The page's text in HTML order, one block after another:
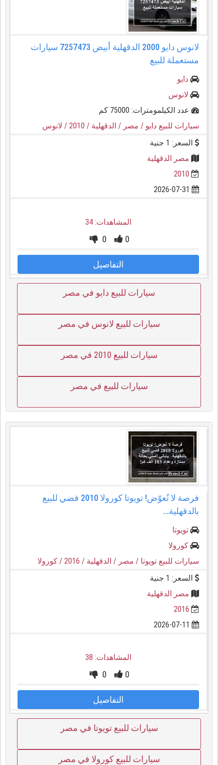
لانوس دايو 2000 الدقهلية أبيض 7257473 سيارات
مستعملة للبيع
دايو
لانوس
عدد الكيلمومترات: 75000 كم
سيارات للبيع دايو / مصر / الدقهلية / 2010
/ لانوس
السعر: 1 جنية
مصر الدقهلية
2010
المشاهدات: 34
0
0
التفاصيل
سيارات للبيع دايو في مصر
سيارات للبيع لانوس في مصر
سيارات للبيع 2010 في مصر
سيارات للبيع في مصر
فرصة لا تُعوّض! تويوتا كورولا 2010 فضي للبيع
بالدقهلية...
تويوتا
كورولا
سيارات للبيع تويوتا / مصر / الدقهلية / 2016
/ كورولا
السعر: 1 جنية
مصر الدقهلية
2016
المشاهدات: 38
0
0
التفاصيل
سيارات للبيع تويوتا في مصر
سيارات للبيع كورولا في مصر